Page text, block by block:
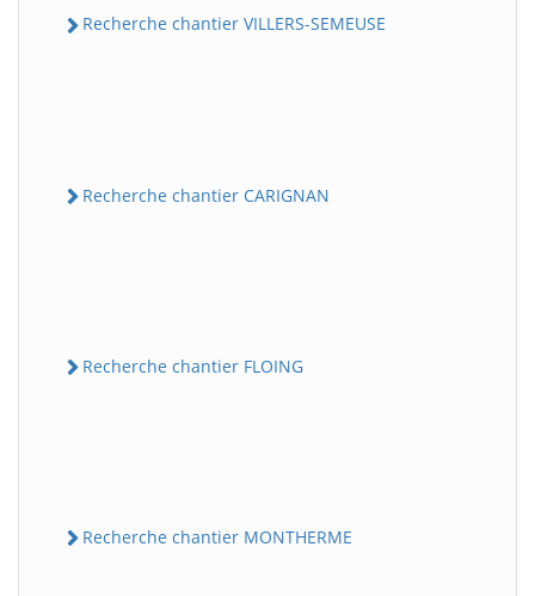
Recherche chantier VILLERS-SEMEUSE
Recherche chantier CARIGNAN
Recherche chantier FLOING
Recherche chantier MONTHERME